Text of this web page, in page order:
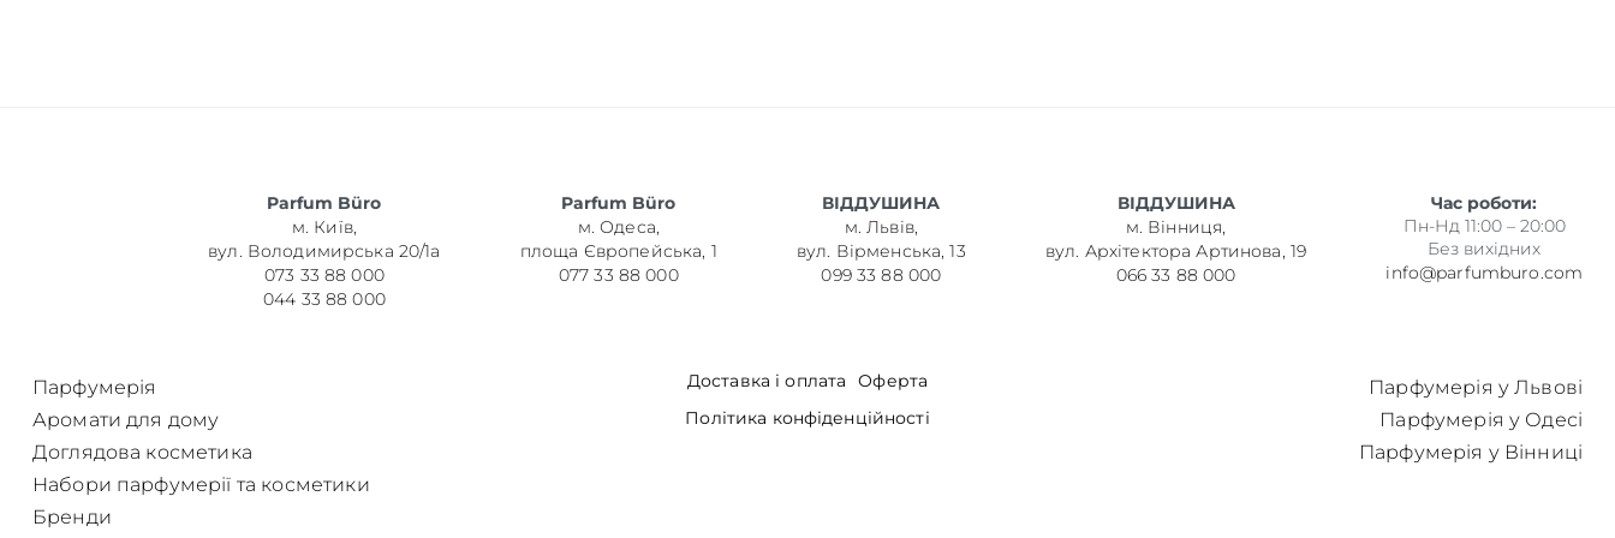
Парфумер
Parfum Büro
м. Київ,
вул. Володимирська 20/1а
073 33 88 000
044 33 88 000
Parfum Büro
м. Одеса,
площа Європейська, 1
077 33 88 000
ВІДДУШИНА
м. Львів,
вул. Вірменська, 13
099 33 88 000
ВІДДУШИНА
м. Вінниця,
вул. Архітектора Артинова, 19
066 33 88 000
Час роботи:
Пн-Нд 11:00 – 20:00
Без вихідних
info@parfumburo.com
Парфумерія
Аромати для дому
Доглядова косметика
Набори парфумерії та косметики
Бренди
Доставка і оплата
Оферта
Політика конфіденційності
Парфумерія у Львові
Парфумерія у Одесі
Парфумерія у Вінниці